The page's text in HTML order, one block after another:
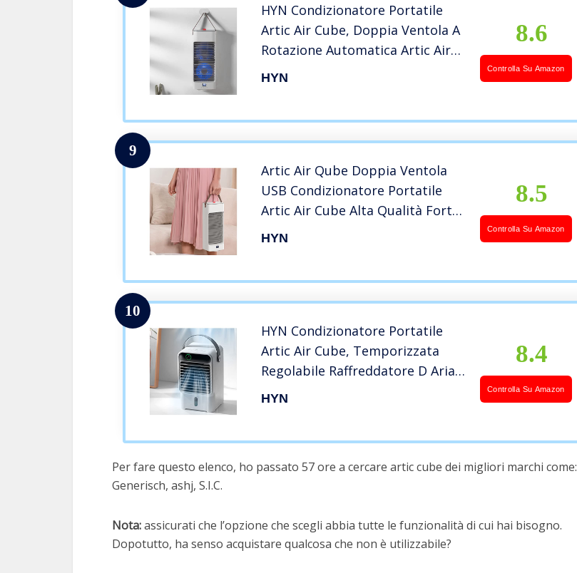
HYN Condizionatore Portatile
Artic Air Cube, Doppia Ventola A
Rotazione Automatica Artic Air
Qube, Alta qualità Forte
HYN
8.6
Controlla Su Amazon
9
Artic Air Qube Doppia Ventola
USB Condizionatore Portatile
Artic Air Cube Alta Qualità Forte
Condizionatori Da Tavolo Per
HYN
8.5
Controlla Su Amazon
10
HYN Condizionatore Portatile
Artic Air Cube, Temporizzata
Regolabile Raffreddatore D Aria
A Ghiaccio, Professionista Forte
HYN
8.4
Controlla Su Amazon
Per fare questo elenco, ho passato 57 ore a cercare artic cube dei migliori marchi come:
Generisch, ashj, S.I.C.
Nota:assicurati che l’opzione che scegli abbia tutte le funzionalità di cui hai bisogno.
Dopotutto, ha senso acquistare qualcosa che non è utilizzabile?